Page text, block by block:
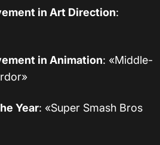
in Art Direction:
in Animation: «Middle-
Year: «Super Smash Bros